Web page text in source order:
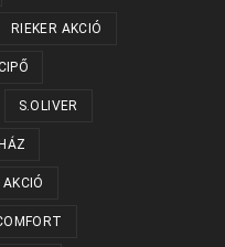
RIEKER AKCIÓ
S.OLIVER